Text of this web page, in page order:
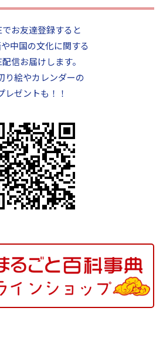
お友達登録すると
中国の文化に関する
信お届けします。
り絵やカレンダーの
レゼントも！！